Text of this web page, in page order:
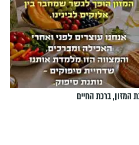
המזון, ברכת החיים